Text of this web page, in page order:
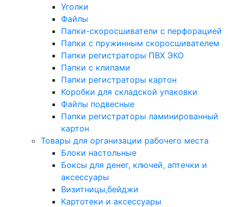
Уголки
Файлы
Папки-скоросшиватели с перфорацией
Папки с пружинным скоросшивателем
Папки регистраторы ПВХ ЭКО
Папки с клипами
Папки регистраторы картон
Коробки для складской упаковки
Файлы подвесные
Папки регистраторы ламинированный
картон
Товары для организации рабочего места
Блоки настольные
Боксы для денег, ключей, аптечки и
аксессуары
Визитницы,бейджи
Картотеки и аксессуары